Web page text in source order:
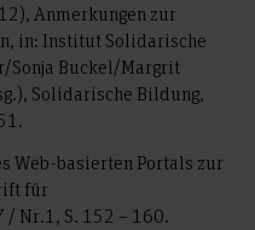
Anmerkungen zur
in: Institut Solidarische
Sonja Buckel/Margrit
Solidarische Bildung,
Web-basierten Portals zur
für
/ Nr.1, S. 152 – 160.